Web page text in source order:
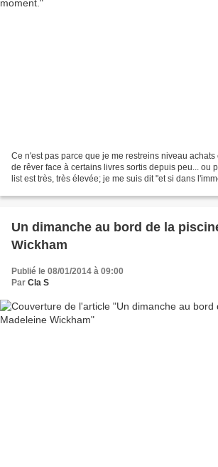
Ce n'est pas parce que je me restreins niveau
de rêver face à certains livres sortis depuis peu... ou
list est très, très élevée; je me suis dit "et si dans
Un dimanche au bord de la
Wickham
Publié le 08/01/2014 à 09:00
Par Cla S